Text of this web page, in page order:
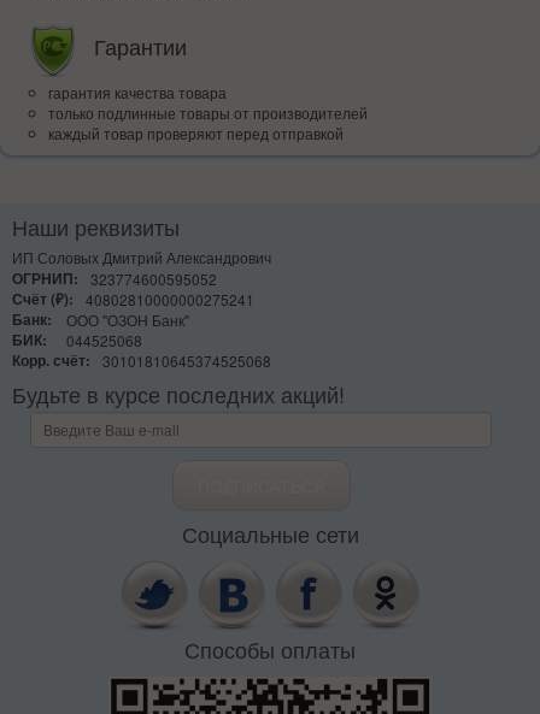
Гарантии
гарантия качества товара
только подлинные товары от производителей
каждый товар проверяют перед отправкой
Наши реквизиты
ИП Соловых Дмитрий Александрович
ОГРНИП:
323774600595052
Счёт (₽):
40802810000000275241
Банк:
ООО "ОЗОН Банк"
БИК:
044525068
Корр. счёт:
30101810645374525068
Будьте в курсе последних акций!
Социальные сети
Способы оплаты